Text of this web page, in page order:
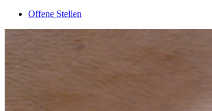
Offene Stellen